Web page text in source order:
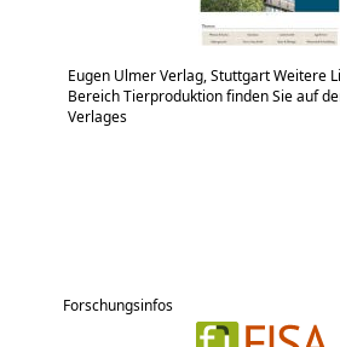
Eugen Ulmer Verlag, Stuttgart Weitere
Bereich Tierproduktion finden Sie auf
Verlages
Forschungsinfos